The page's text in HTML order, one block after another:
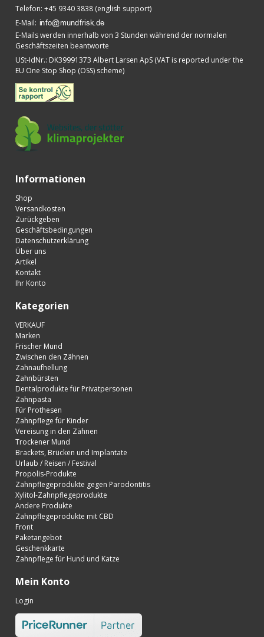
Telefon: +45 9340 3838 (english support)
E-Mail:
E-Mails werden innerhalb von 3 Stunden während der normalen
Geschäftszeiten beantworte
USt-IdNr.: DK39991373 Albert Larsen ApS (VAT is reported under the
EU One Stop Shop (OSS) scheme)
Informationen
Shop
Versandkosten
Zurückgeben
Geschäftsbedingungen
Datenschutzerklärung
Über uns
Artikel
Kontakt
Ihr Konto
Kategorien
VERKAUF
Marken
Frischer Mund
Zwischen den Zähnen
Zahnaufhellung
Zahnbürsten
Dentalprodukte für Privatpersonen
Zahnpasta
Für Prothesen
Zahnpflege für Kinder
Vereisung in den Zähnen
Trockener Mund
Brackets, Brücken und Implantate
Urlaub / Reisen / Festival
Propolis-Produkte
Zahnpflegeprodukte gegen Parodontitis
Xylitol-Zahnpflegeprodukte
Andere Produkte
Zahnpflegeprodukte mit CBD
Front
Paketangebot
Geschenkkarte
Zahnpflege für Hund und Katze
Mein Konto
Login